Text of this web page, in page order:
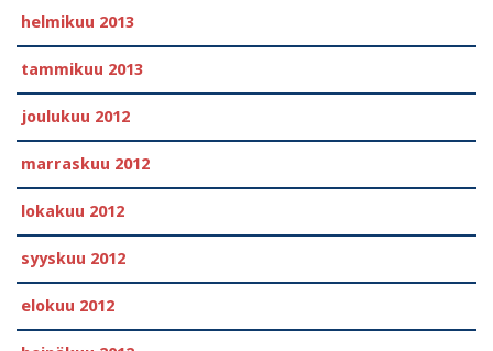
helmikuu 2013
tammikuu 2013
joulukuu 2012
marraskuu 2012
lokakuu 2012
syyskuu 2012
elokuu 2012